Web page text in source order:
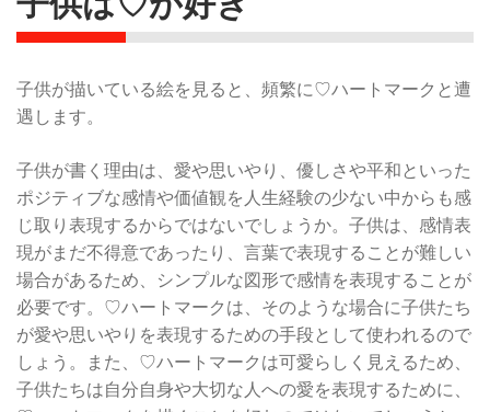
子供が描いている絵を見ると、頻繁に♡ハートマークと遭
遇します。
子供が書く理由は、愛や思いやり、優しさや平和といった
ポジティブな感情や価値観を人生経験の少ない中からも感
じ取り表現するからではないでしょうか。子供は、感情表
現がまだ不得意であったり、言葉で表現することが難しい
場合があるため、シンプルな図形で感情を表現することが
必要です。♡ハートマークは、そのような場合に子供たち
が愛や思いやりを表現するための手段として使われるので
しょう。また、♡ハートマークは可愛らしく見えるため、
子供たちは自分自身や大切な人への愛を表現するために、